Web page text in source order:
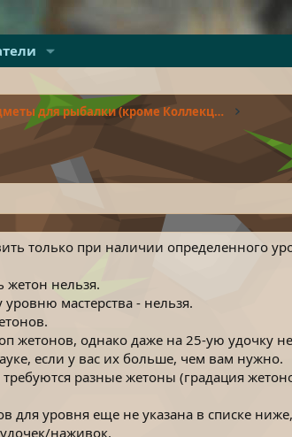
Предметы для рыбалки (кроме Коллекций)
только при наличии определенного
нельзя.
мастерства - нельзя.
жетонов, однако даже на 25-ую удочку
если у вас их больше, чем вам нужно.
разные жетоны (градация
для уровня еще не указана в списке
наживок.